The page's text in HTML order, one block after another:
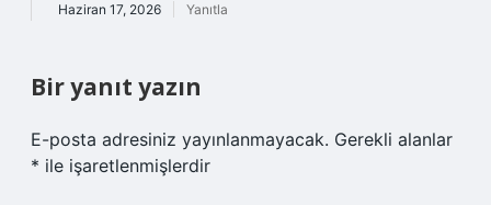
Haziran 17, 2026 Yanıtla
Bir yanıt yazın
E-posta adresiniz yayınlanmayacak. Gerekli alanlar
* ile işaretlenmişlerdir